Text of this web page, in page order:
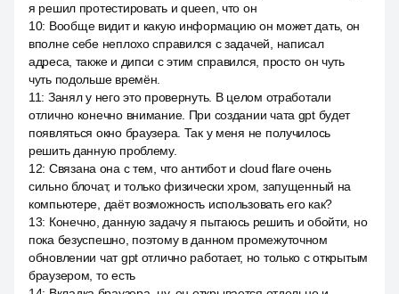
я решил протестировать и queen, что он
10: Вообще видит и какую информацию он может дать, он
вполне себе неплохо справился с задачей, написал
адреса, также и дипси с этим справился, просто он чуть
чуть подольше времён.
11: Занял у него это провернуть. В целом отработали
отлично конечно внимание. При создании чата gpt будет
появляться окно браузера. Так у меня не получилось
решить данную проблему.
12: Связана она с тем, что антибот и cloud flare очень
сильно блочат, и только физически хром, запущенный на
компьютере, даёт возможность использовать его как?
13: Конечно, данную задачу я пытаюсь решить и обойти, но
пока безуспешно, поэтому в данном промежуточном
обновлении чат gpt отлично работает, но только с открытым
браузером, то есть